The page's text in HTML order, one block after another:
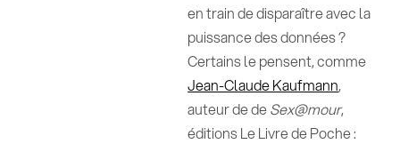
en train de disparaître avec la
puissance des données ?
Certains le pensent, comme
Jean-Claude Kaufmann,
auteur de deSex@mour,
éditions Le Livre de Poche :